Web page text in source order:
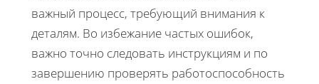
важный процесс, требующий внимания к
деталям. Во избежание частых ошибок,
важно точно следовать инструкциям и по
завершению проверять работоспособность